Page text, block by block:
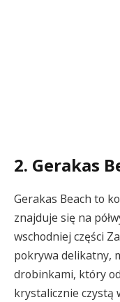
2. Gerakas
Gerakas Beach to
znajduje się na
wschodniej części
pokrywa delikatny,
drobinkami, który
krystalicznie czystą